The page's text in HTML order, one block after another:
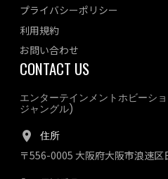
プライバシーポリシー
利用規約
お問い合わせ
CONTACT US
エンターテインメントホビーシ
ジャングル)
住所
〒556-0005 大阪府大阪市浪速